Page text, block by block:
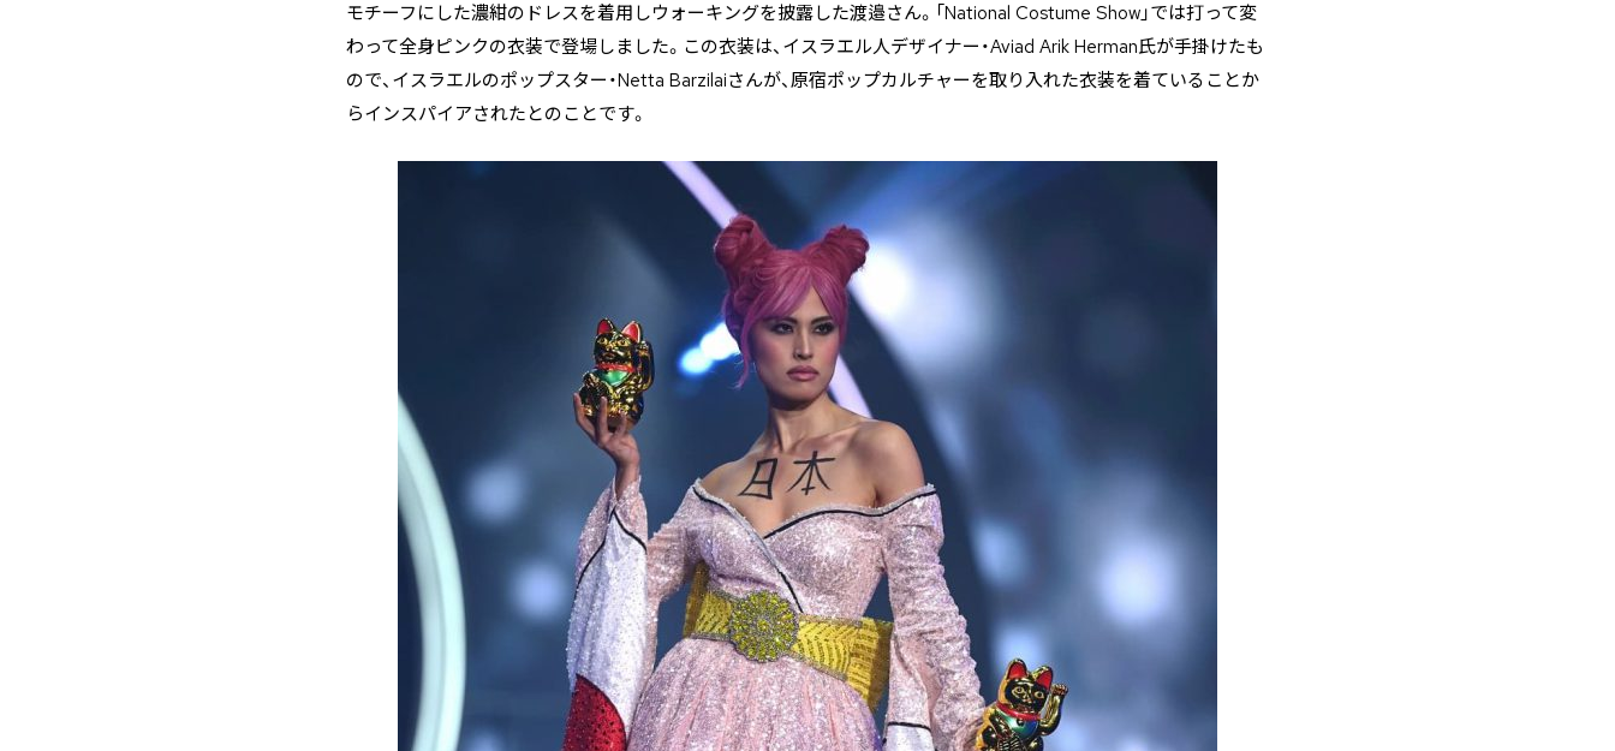
モチーフにした濃紺のドレスを着用しウォーキングを披露した渡邉さん。「National Costume Show」では打って変
わって全身ピンクの衣装で登場しました。この衣装は、イスラエル人デザイナー・Aviad Arik Herman氏が手掛けたも
ので、イスラエルのポップスター・Netta Barzilaiさんが、原宿ポップカルチャーを取り入れた衣装を着ていることか
らインスパイアされたとのことです。